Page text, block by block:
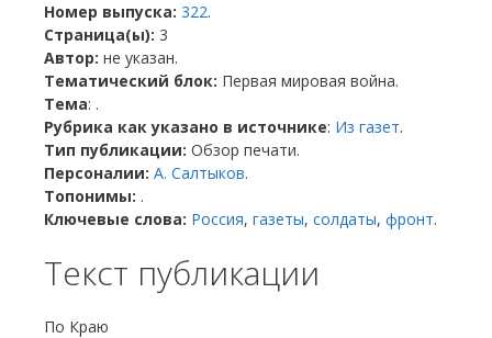
Номер выпуска: 322.
Страница(ы): 3
Автор: не указан.
Тематический блок: Первая мировая война.
Тема: .
Рубрика как указано в источнике: Из газет.
Тип публикации: Обзор печати.
Персоналии: А. Салтыков.
Топонимы: .
Ключевые слова: Россия, газеты, солдаты, фронт.
Текст публикации
По Краю